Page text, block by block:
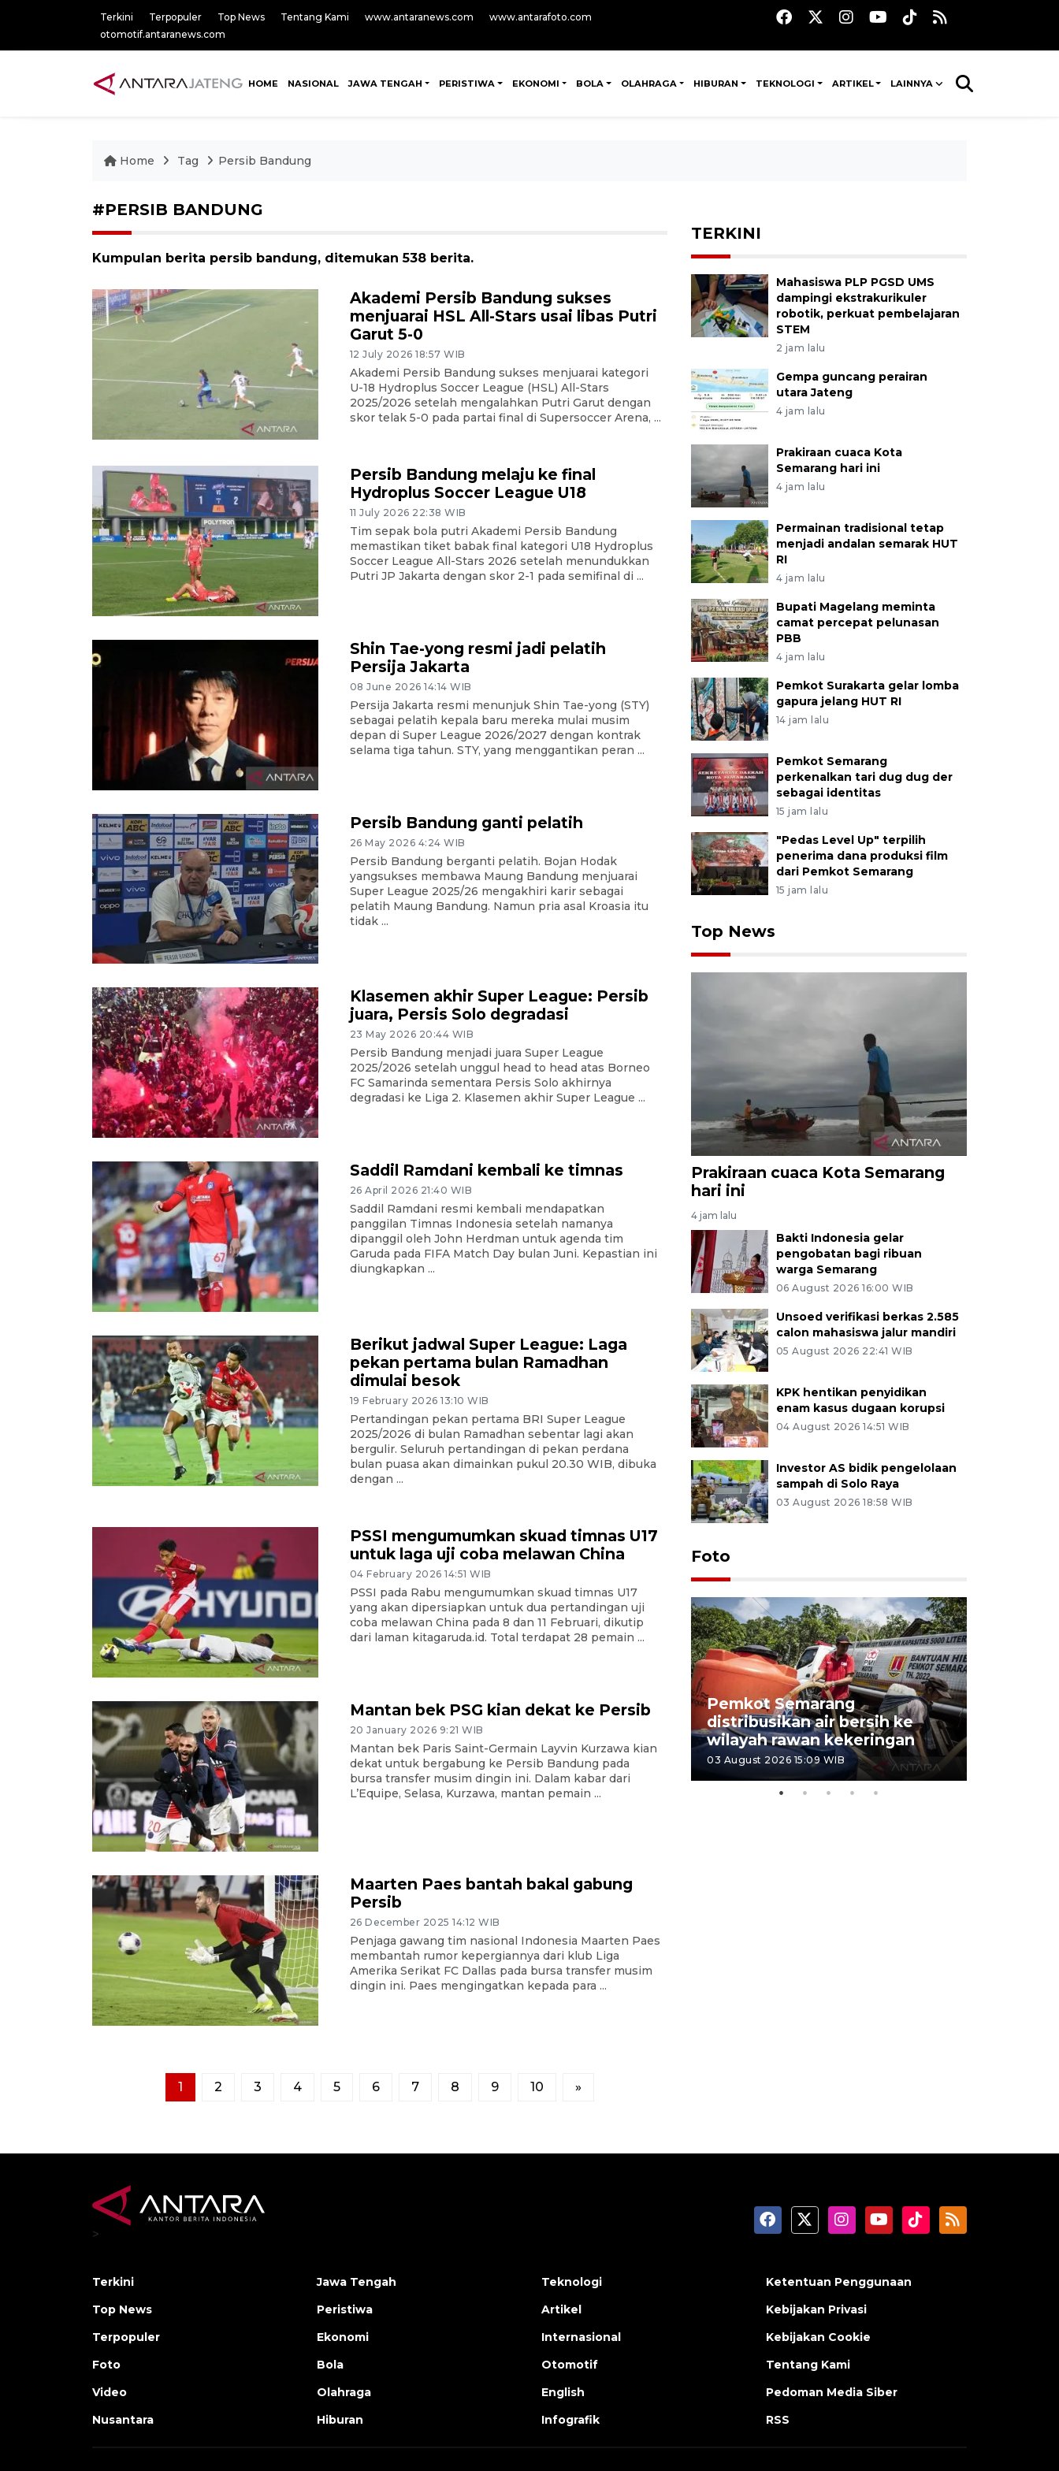
Terkini Terpopuler Top News Tentang Kami www.antaranews.com
www.antarafoto.com
otomotif.antaranews.com
HOME NASIONAL JAWA TENGAH PERISTIWA EKONOMI BOLA OLAHRAGA HIBURAN TEKNOLOGI ARTIKEL LAINNYA
Home Tag Persib Bandung
#PERSIB BANDUNG
Kumpulan berita persib bandung, ditemukan 538 berita.
Akademi Persib Bandung sukses
menjuarai HSL All-Stars usai libas Putri
Garut 5-0
12 July 2026 18:57 WIB
Akademi Persib Bandung sukses menjuarai kategori
U-18 Hydroplus Soccer League (HSL) All-Stars
2025/2026 setelah mengalahkan Putri Garut dengan
skor telak 5-0 pada partai final di Supersoccer Arena, ...
Persib Bandung melaju ke final
Hydroplus Soccer League U18
11 July 2026 22:38 WIB
Tim sepak bola putri Akademi Persib Bandung
memastikan tiket babak final kategori U18 Hydroplus
Soccer League All-Stars 2026 setelah menundukkan
Putri JP Jakarta dengan skor 2-1 pada semifinal di ...
Shin Tae-yong resmi jadi pelatih
Persija Jakarta
08 June 2026 14:14 WIB
Persija Jakarta resmi menunjuk Shin Tae-yong (STY)
sebagai pelatih kepala baru mereka mulai musim
depan di Super League 2026/2027 dengan kontrak
selama tiga tahun. STY, yang menggantikan peran ...
Persib Bandung ganti pelatih
26 May 2026 4:24 WIB
Persib Bandung berganti pelatih. Bojan Hodak
yangsukses membawa Maung Bandung menjuarai
Super League 2025/26 mengakhiri karir sebagai
pelatih Maung Bandung. Namun pria asal Kroasia itu
tidak ...
Klasemen akhir Super League: Persib
juara, Persis Solo degradasi
23 May 2026 20:44 WIB
Persib Bandung menjadi juara Super League
2025/2026 setelah unggul head to head atas Borneo
FC Samarinda sementara Persis Solo akhirnya
degradasi ke Liga 2. Klasemen akhir Super League ...
Saddil Ramdani kembali ke timnas
26 April 2026 21:40 WIB
Saddil Ramdani resmi kembali mendapatkan
panggilan Timnas Indonesia setelah namanya
dipanggil oleh John Herdman untuk agenda tim
Garuda pada FIFA Match Day bulan Juni. Kepastian ini
diungkapkan ...
Berikut jadwal Super League: Laga
pekan pertama bulan Ramadhan
dimulai besok
19 February 2026 13:10 WIB
Pertandingan pekan pertama BRI Super League
2025/2026 di bulan Ramadhan sebentar lagi akan
bergulir. Seluruh pertandingan di pekan perdana
bulan puasa akan dimainkan pukul 20.30 WIB, dibuka
dengan ...
PSSI mengumumkan skuad timnas U17
untuk laga uji coba melawan China
04 February 2026 14:51 WIB
PSSI pada Rabu mengumumkan skuad timnas U17
yang akan dipersiapkan untuk dua pertandingan uji
coba melawan China pada 8 dan 11 Februari, dikutip
dari laman kitagaruda.id. Total terdapat 28 pemain ...
Mantan bek PSG kian dekat ke Persib
20 January 2026 9:21 WIB
Mantan bek Paris Saint-Germain Layvin Kurzawa kian
dekat untuk bergabung ke Persib Bandung pada
bursa transfer musim dingin ini. Dalam kabar dari
L’Equipe, Selasa, Kurzawa, mantan pemain ...
Maarten Paes bantah bakal gabung
Persib
26 December 2025 14:12 WIB
Penjaga gawang tim nasional Indonesia Maarten Paes
membantah rumor kepergiannya dari klub Liga
Amerika Serikat FC Dallas pada bursa transfer musim
dingin ini. Paes mengingatkan kepada para ...
1 2 3 4 5 6 7 8 9 10 »
TERKINI
Mahasiswa PLP PGSD UMS
dampingi ekstrakurikuler
robotik, perkuat pembelajaran
STEM
2 jam lalu
Gempa guncang perairan
utara Jateng
4 jam lalu
Prakiraan cuaca Kota
Semarang hari ini
4 jam lalu
Permainan tradisional tetap
menjadi andalan semarak HUT
RI
4 jam lalu
Bupati Magelang meminta
camat percepat pelunasan
PBB
4 jam lalu
Pemkot Surakarta gelar lomba
gapura jelang HUT RI
14 jam lalu
Pemkot Semarang
perkenalkan tari dug dug der
sebagai identitas
15 jam lalu
"Pedas Level Up" terpilih
penerima dana produksi film
dari Pemkot Semarang
15 jam lalu
Top News
Prakiraan cuaca Kota Semarang
hari ini
4 jam lalu
Bakti Indonesia gelar
pengobatan bagi ribuan
warga Semarang
06 August 2026 16:00 WIB
Unsoed verifikasi berkas 2.585
calon mahasiswa jalur mandiri
05 August 2026 22:41 WIB
KPK hentikan penyidikan
enam kasus dugaan korupsi
04 August 2026 14:51 WIB
Investor AS bidik pengelolaan
sampah di Solo Raya
03 August 2026 18:58 WIB
Foto
Kemarau memuncak, air
Waduk Delingan Karanganyar
menyusut
27 July 2026 20:07 WIB
Pemkot Semarang
distribusikan air bersih ke
wilayah rawan kekeringan
03 August 2026 15:09 WIB
>
Terkini
Top News
Terpopuler
Foto
Video
Nusantara
Jawa Tengah
Peristiwa
Ekonomi
Bola
Olahraga
Hiburan
Teknologi
Artikel
Internasional
Otomotif
English
Infografik
Ketentuan Penggunaan
Kebijakan Privasi
Kebijakan Cookie
Tentang Kami
Pedoman Media Siber
RSS